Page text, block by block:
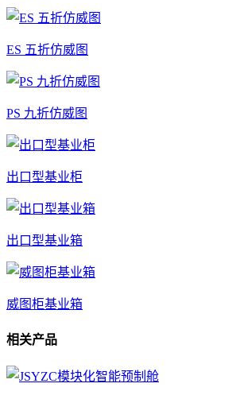
ES 五折仿威图
PS 九折仿威图
出口型基业柜
出口型基业箱
威图柜基业箱
相关产品